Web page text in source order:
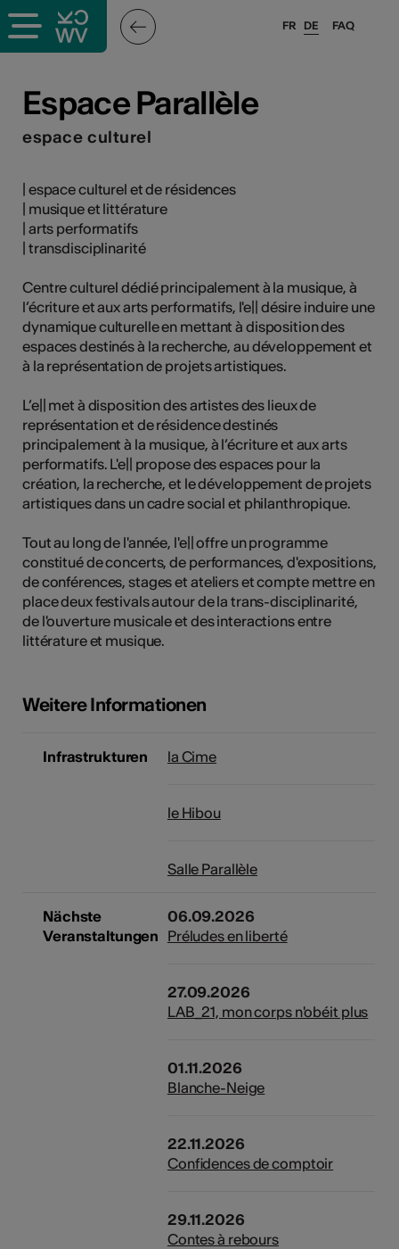
FAQ
FR DE
Espace Parallèle
espace culturel
| espace culturel et de résidences
| musique et littérature
| arts performatifs
| transdisciplinarité
Centre culturel dédié principalement à la musique, à
l’écriture et aux arts performatifs, l'e|| désire induire une
dynamique culturelle en mettant à disposition des
espaces destinés à la recherche, au développement et
à la représentation de projets artistiques.
L’e|| met à disposition des artistes des lieux de
représentation et de résidence destinés
principalement à la musique, à l’écriture et aux arts
performatifs. L'e|| propose des espaces pour la
création, la recherche, et le développement de projets
artistiques dans un cadre social et philanthropique.
Tout au long de l'année, l'e|| offre un programme
constitué de concerts, de performances, d'expositions,
de conférences, stages et ateliers et compte mettre en
place deux festivals autour de la trans-disciplinarité,
de l'ouverture musicale et des interactions entre
littérature et musique.
Weitere Informationen
Infrastrukturen la Cime
le Hibou
Salle Parallèle
Nächste
Veranstaltungen
06.09.2026
Préludes en liberté
27.09.2026
LAB_21, mon corps n'obéit plus
01.11.2026
Blanche-Neige
22.11.2026
Confidences de comptoir
29.11.2026
Contes à rebours